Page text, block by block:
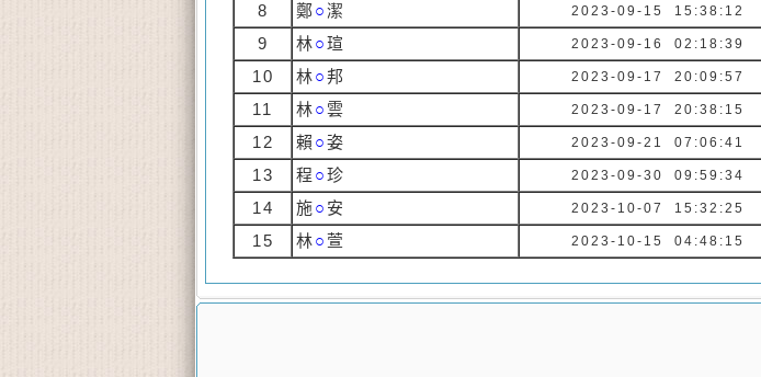
8 鄭○潔 2023-09-15 15:38:12
9 林○瑄 2023-09-16 02:18:39
10 林○邦 2023-09-17 20:09:57
11 林○雲 2023-09-17 20:38:15
12 賴 ○姿 2023-09-21 07:06:41
13 程 ○珍 2023-09-30 09:59:34
14 施○ 安 2023-10-07 15:32:25
15 林○萱 2023-10-15 04:48:15